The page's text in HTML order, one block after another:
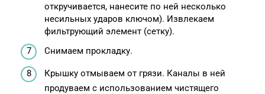
откручивается, нанесите по ней несколько
несильных ударов ключом). Извлекаем
фильтрующий элемент (сетку).
Снимаем прокладку.
Крышку отмываем от грязи. Каналы в ней
продуваем с использованием чистящего